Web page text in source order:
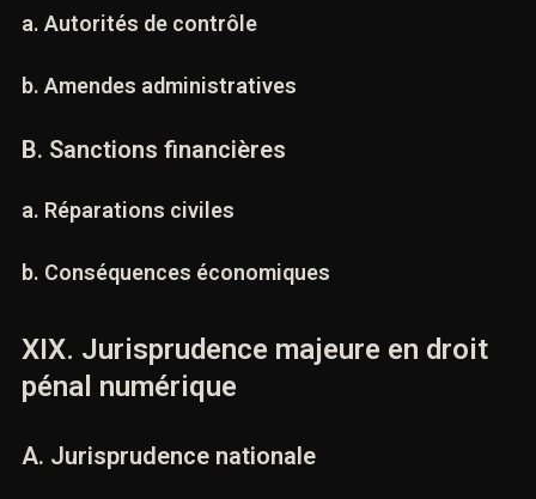
A. Sanctions administratives
a. Autorités de contrôle
b. Amendes administratives
B. Sanctions financières
a. Réparations civiles
b. Conséquences économiques
XIX. Jurisprudence majeure en droit
pénal numérique